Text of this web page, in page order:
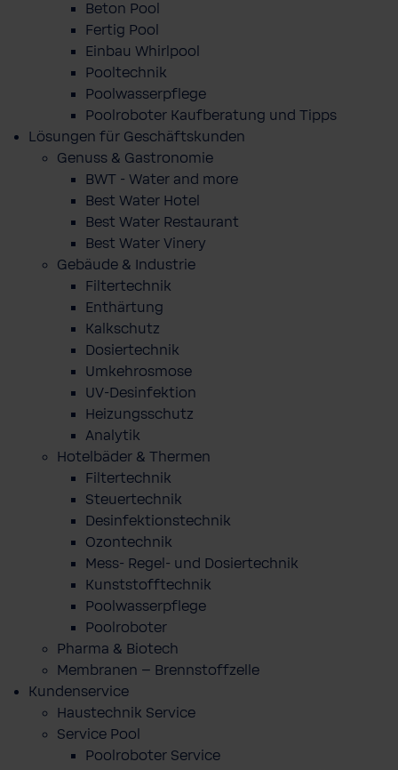
Beton Pool
Fertig Pool
Einbau Whirlpool
Pooltechnik
Poolwasserpflege
Poolroboter Kaufberatung und Tipps
Lösungen für Geschäftskunden
Genuss & Gastronomie
BWT - Water and more
Best Water Hotel
Best Water Restaurant
Best Water Vinery
Gebäude & Industrie
Filtertechnik
Enthärtung
Kalkschutz
Dosiertechnik
Umkehrosmose
UV-Desinfektion
Heizungsschutz
Analytik
Hotelbäder & Thermen
Filtertechnik
Steuertechnik
Desinfektionstechnik
Ozontechnik
Mess- Regel- und Dosiertechnik
Kunststofftechnik
Poolwasserpflege
Poolroboter
Pharma & Biotech
Membranen – Brennstoffzelle
Kundenservice
Haustechnik Service
Service Pool
Poolroboter Service